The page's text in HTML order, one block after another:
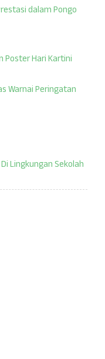
dalam Pongo
Poster Hari Kartini
Warnai Peringatan
Lingkungan Sekolah